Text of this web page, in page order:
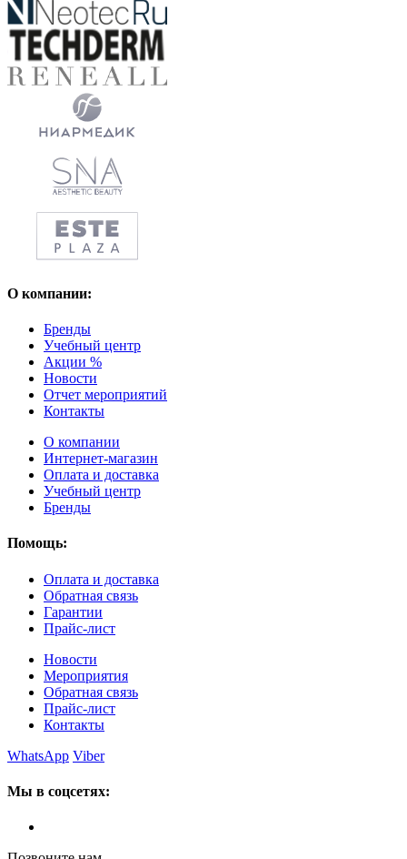
О компании:
Бренды
Учебный центр
Акции %
Новости
Отчет мероприятий
Контакты
О компании
Интернет-магазин
Оплата и доставка
Учебный центр
Бренды
Помощь:
Оплата и доставка
Обратная связь
Гарантии
Прайс-лист
Новости
Мероприятия
Обратная связь
Прайс-лист
Контакты
WhatsApp Viber
Мы в соцсетях: